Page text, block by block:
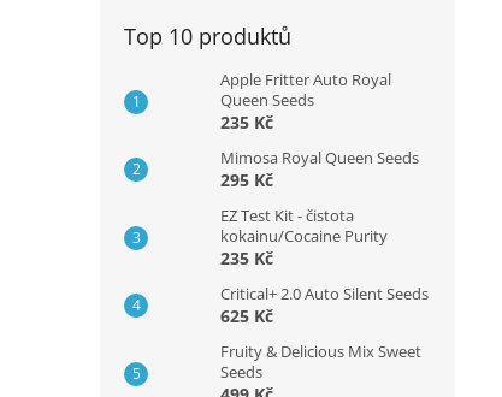
Top 10 produktů
Apple Fritter Auto Royal
Queen Seeds
235 Kč
Mimosa Royal Queen Seeds
295 Kč
EZ Test Kit - čistota
kokainu/Cocaine Purity
235 Kč
Critical+ 2.0 Auto Silent Seeds
625 Kč
Fruity & Delicious Mix Sweet
Seeds